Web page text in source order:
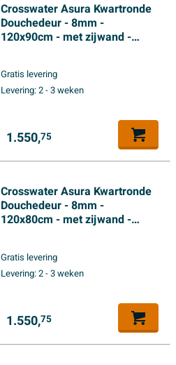
Crosswater Asura Kwartronde
Douchedeur - 8mm -
120x90cm - met zijwand -
Gratis levering
Levering:2 - 3 weken
1.550,75
Crosswater Asura Kwartronde
Douchedeur - 8mm -
120x80cm - met zijwand -
Gratis levering
Levering:2 - 3 weken
1.550,75